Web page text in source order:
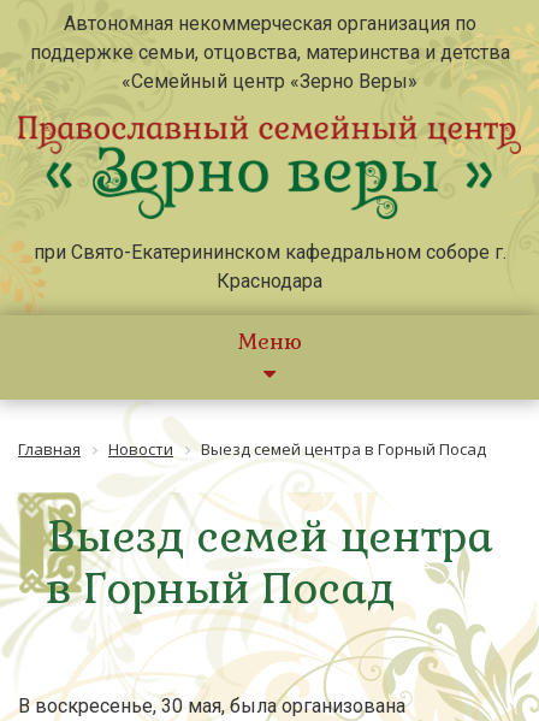
Автономная некоммерческая организация по
поддержке семьи, отцовства, материнства и детства
«Семейный центр «Зерно Веры»
при Свято-Екатерининском кафедральном соборе г.
Краснодара
Меню
Главная Новости Выезд семей центра в Горный Посад
Выезд семей центра
в Горный Посад
В воскресенье, 30 мая, была организована